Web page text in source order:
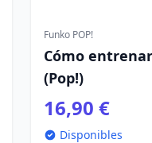
Funko POP!
Cómo
(Pop!)
16,90 €
Disponibles